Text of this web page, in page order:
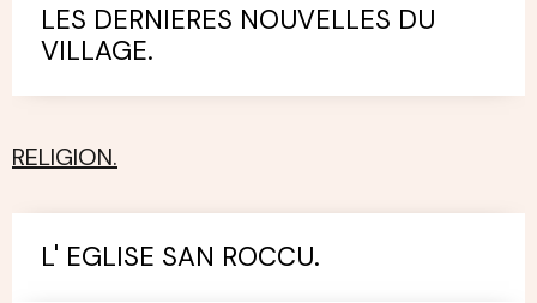
LES DERNIERES NOUVELLES DU
VILLAGE.
RELIGION.
L' EGLISE SAN ROCCU.